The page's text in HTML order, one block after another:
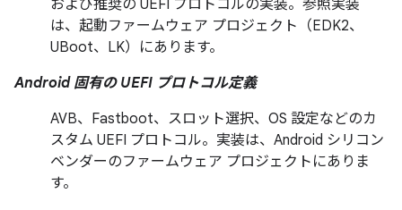
および推奨の UEFI プロトコルの実装。参照実装
は、起動ファームウェア プロジェクト（EDK2、
UBoot、LK）にあります。
Android 固有の UEFI プロトコル定義
AVB、Fastboot、スロット選択、OS 設定などのカ
スタム UEFI プロトコル。実装は、Android シリコン
ベンダーのファームウェア プロジェクトにありま
す。